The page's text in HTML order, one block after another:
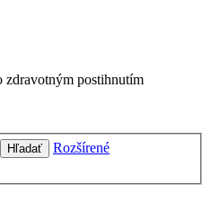
zdravotným postihnutím
Hľadať
Rozšírené